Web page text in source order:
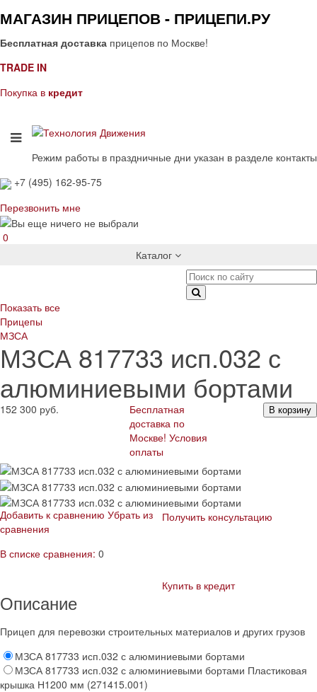
МАГАЗИН ПРИЦЕПОВ - ПРИЦЕПИ.РУ
Бесплатная доставка прицепов по Москве!
TRADE IN
Покупка в кредит
Режим работы в праздничные дни указан в разделе контакты
+7 (495) 162-95-75
Перезвонить мне
0
Каталог
Показать все
Прицепы
МЗСА
МЗСА 817733 исп.032 с
алюминиевыми бортами
152 300 руб.
Бесплатная
доставка по
Москве! Условия
оплаты
В корзину
Добавить к сравнению Убрать из
сравнения
В списке сравнения: 0
Получить консультацию
Купить в кредит
Описание
Прицеп для перевозки строительных материалов и других грузов
МЗСА 817733 исп.032 с алюминиевыми бортами
МЗСА 817733 исп.032 с алюминиевыми бортами Пластиковая
крышка Н1200 мм (271415.001)